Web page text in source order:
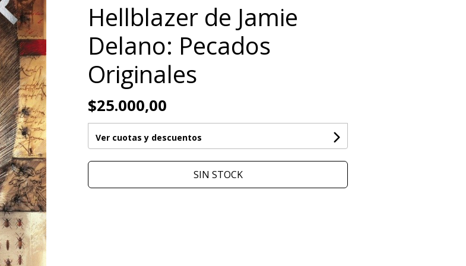
Hellblazer de Jamie
Delano: Pecados
Originales
$25.000,00
Ver cuotas y descuentos
SIN STOCK